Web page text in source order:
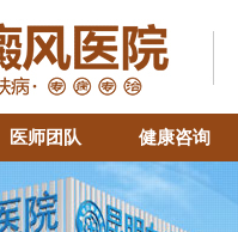
医师团队 健康咨询